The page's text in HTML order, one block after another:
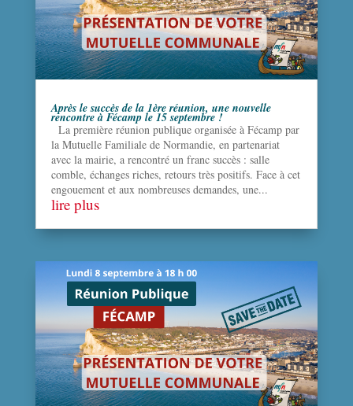
Après le succès de la 1ère réunion, une nouvelle
rencontre à Fécamp le 15 septembre !
La première réunion publique organisée à Fécamp par
la Mutuelle Familiale de Normandie, en partenariat
avec la mairie, a rencontré un franc succès : salle
comble, échanges riches, retours très positifs. Face à cet
engouement et aux nombreuses demandes, une...
lire plus